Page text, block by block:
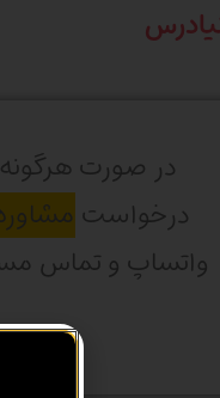
در صورت
درخواست